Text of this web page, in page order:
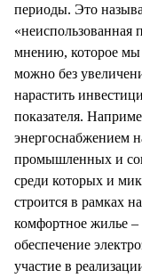
периоды. Это
мнению, которое мы
можно без
нарастить
показателя.
энергоснабжением
промышленных и
среди которых и
строится в рамках
комфортное жилье
обеспечение
участие в